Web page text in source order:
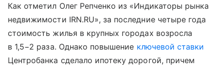
Как отметил Олег Репченко из «Индикаторы рынка
недвижимости IRN.RU», за последние четыре года
стоимость жилья в крупных городах возросла
в 1,5−2 раза. Однако повышение ключевой ставки
Центробанка сделало ипотеку дорогой, причем